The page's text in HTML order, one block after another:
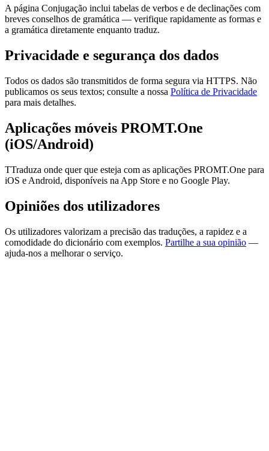
A página Conjugação inclui tabelas de verbos e de declinações com
breves conselhos de gramática — verifique rapidamente as formas e
a gramática diretamente enquanto traduz.
Privacidade e segurança dos dados
Todos os dados são transmitidos de forma segura via HTTPS. Não
publicamos os seus textos; consulte a nossa Política de Privacidade
para mais detalhes.
Aplicações móveis PROMT.One
(iOS/Android)
TTraduza onde quer que esteja com as aplicações PROMT.One para
iOS e Android, disponíveis na App Store e no Google Play.
Opiniões dos utilizadores
Os utilizadores valorizam a precisão das traduções, a rapidez e a
comodidade do dicionário com exemplos. Partilhe a sua opinião —
ajuda-nos a melhorar o serviço.